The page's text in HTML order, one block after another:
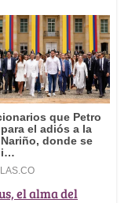
el alma del